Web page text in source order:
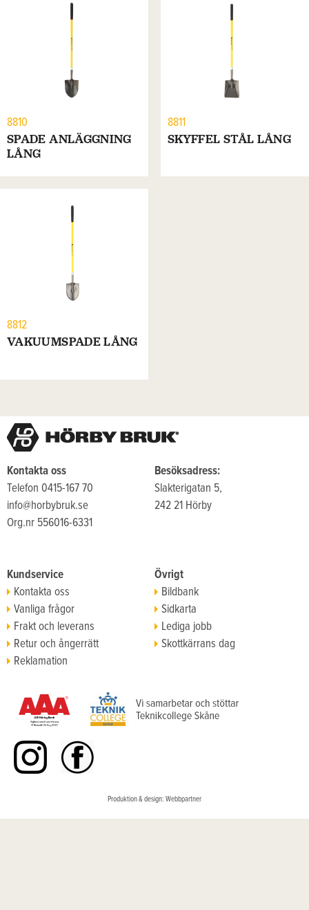
8810
SPADE ANLÄGGNING
LÅNG
8811
SKYFFEL STÅL LÅNG
8812
VAKUUMSPADE LÅNG
Kontakta oss
Telefon 0415-167 70
info@horbybruk.se
Org.nr 556016-6331
Besöksadress:
Slakterigatan 5,
242 21 Hörby
Kundservice
Kontakta oss
Vanliga frågor
Frakt och leverans
Retur och ångerrätt
Reklamation
Övrigt
Bildbank
Sidkarta
Lediga jobb
Skottkärrans dag
Produktion & design: Webbpartner